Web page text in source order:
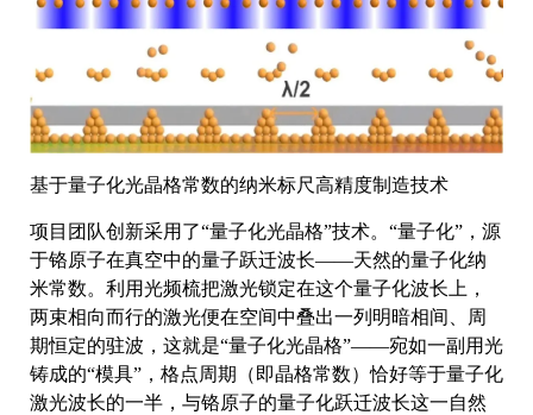
基于量子化光晶格常数的纳米标尺高精度制造技术
项目团队创新采用了“量子化光晶格”技术。“量子化”，源
于铬原子在真空中的量子跃迁波长——天然的量子化纳
米常数。利用光频梳把激光锁定在这个量子化波长上，
两束相向而行的激光便在空间中叠出一列明暗相间、周
期恒定的驻波，这就是“量子化光晶格”——宛如一副用光
铸成的“模具”，格点周期（即晶格常数）恰好等于量子化
激光波长的一半，与铬原子的量子化跃迁波长这一自然